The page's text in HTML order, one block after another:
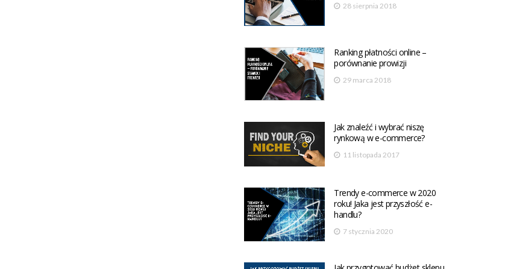
28 sierpnia 2018
Ranking płatności online –
porównanie prowizji
29 marca 2018
Jak znaleźć i wybrać niszę
rynkową w e-commerce?
11 listopada 2017
Trendy e-commerce w 2020
roku! Jaka jest przyszłość e-
handlu?
7 stycznia 2020